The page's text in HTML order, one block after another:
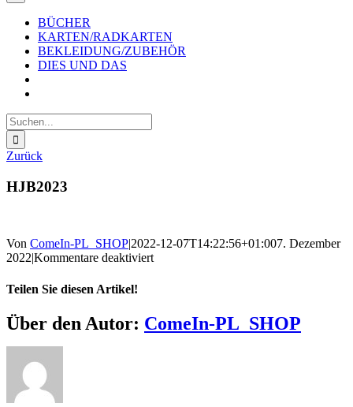
BÜCHER
KARTEN/RADKARTEN
BEKLEIDUNG/ZUBEHÖR
DIES UND DAS
Suche
nach:
Zurück
HJB2023
Von ComeIn-PL_SHOP|2022-12-07T14:22:56+01:007. Dezember
2022|Kommentare deaktiviertfür
Teilen Sie diesen Artikel!
Facebook
X
Reddit
LinkedIn
WhatsApp
Telegram
Tumblr
Pinterest
Vk
Xing
E-
Mail
Über den Autor: ComeIn-PL_SHOP